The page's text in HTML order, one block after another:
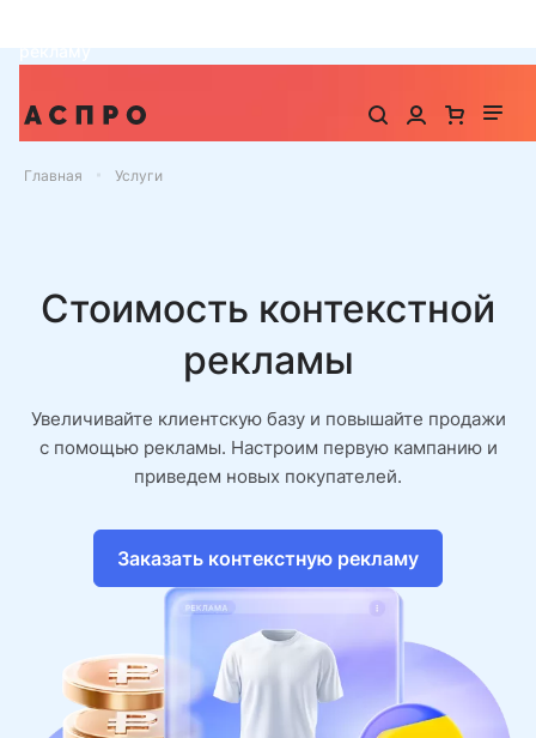
Главная Услуги
Стоимость контекстной
рекламы
Увеличивайте клиентскую базу и повышайте продажи
с помощью рекламы. Настроим первую кампанию и
приведем новых покупателей.
Заказать контекстную рекламу